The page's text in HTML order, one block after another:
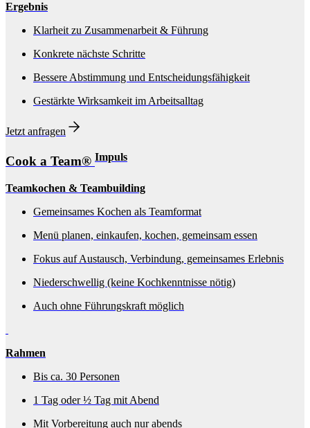
Ergebnis
Klarheit zu Zusammenarbeit & Führung
Konkrete nächste Schritte
Bessere Abstimmung und Entscheidungsfähigkeit
Gestärkte Wirksamkeit im Arbeitsalltag
Jetzt anfragen
Cook a Team® Impuls
Teamkochen & Teambuilding
Gemeinsames Kochen als Teamformat
Menü planen, einkaufen, kochen, gemeinsam essen
Fokus auf Austausch, Verbindung, gemeinsames Erlebnis
Niederschwellig (keine Kochkenntnisse nötig)
Auch ohne Führungskraft möglich
Rahmen
Bis ca. 30 Personen
1 Tag oder ½ Tag mit Abend
Mit Vorbereitung auch nur abends